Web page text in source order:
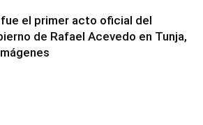
el primer acto oficial del
de Rafael Acevedo en Tunja,